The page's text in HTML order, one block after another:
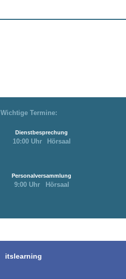
Wichtige Termine:
Dienstbesprechung
10:00 Uhr Hörsaal
Personalversammlung
9:00 Uhr Hörsaal
itslearning